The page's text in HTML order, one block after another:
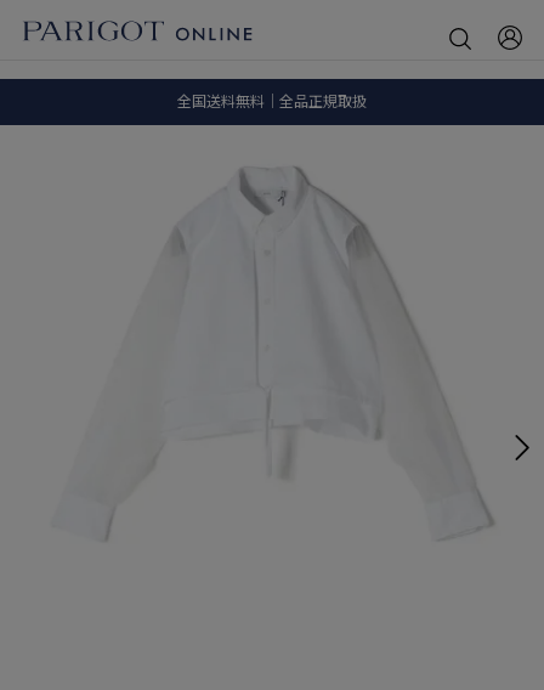
全国送料無料｜全品正規取扱